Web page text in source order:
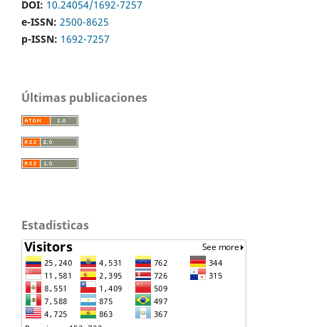
DOI: 10.24054/1692-7257
e-ISSN: 2500-8625
p-ISSN: 1692-7257
Últimas publicaciones
Estadisticas